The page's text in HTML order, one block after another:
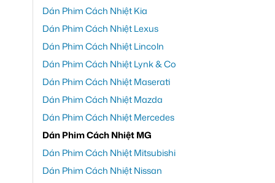
Dán Phim Cách Nhiệt Kia
Dán Phim Cách Nhiệt Lexus
Dán Phim Cách Nhiệt Lincoln
Dán Phim Cách Nhiệt Lynk & Co
Dán Phim Cách Nhiệt Maserati
Dán Phim Cách Nhiệt Mazda
Dán Phim Cách Nhiệt Mercedes
Dán Phim Cách Nhiệt MG
Dán Phim Cách Nhiệt Mitsubishi
Dán Phim Cách Nhiệt Nissan